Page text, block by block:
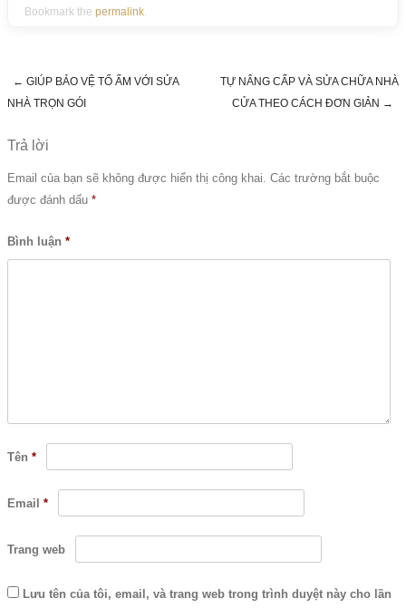
Bookmark the permalink.
Post navigation
← GIÚP BẢO VỆ TỔ ẤM VỚI SỬA
NHÀ TRỌN GÓI
TỰ NÂNG CẤP VÀ SỬA CHỮA NHÀ
CỬA THEO CÁCH ĐƠN GIẢN →
Trả lời
Email của bạn sẽ không được hiển thị công khai. Các trường bắt buộc
được đánh dấu *
Bình luận *
Tên *
Email *
Trang web
Lưu tên của tôi, email, và trang web trong trình duyệt này cho lần